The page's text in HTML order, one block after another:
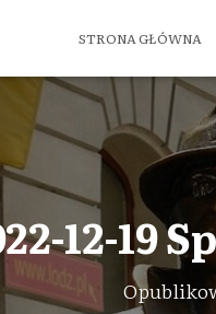
STRONA GŁÓWNA
12-19